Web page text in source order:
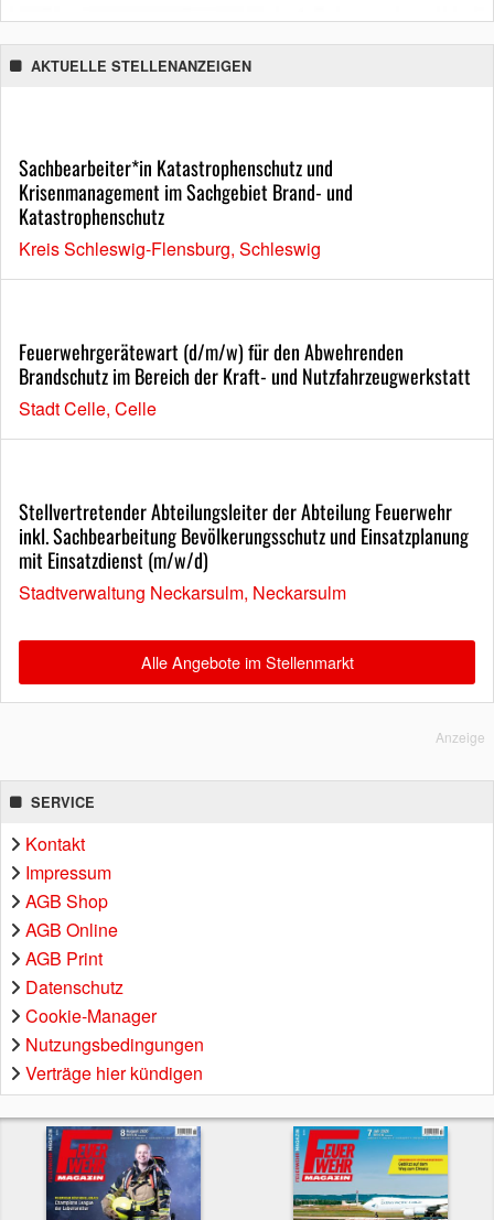
AKTUELLE STELLENANZEIGEN
Sachbearbeiter*in Katastrophenschutz und
Krisenmanagement im Sachgebiet Brand- und
Katastrophenschutz
Kreis Schleswig-Flensburg, Schleswig
Feuerwehrgerätewart (d/m/w) für den Abwehrenden
Brandschutz im Bereich der Kraft- und Nutzfahrzeugwerkstatt
Stadt Celle, Celle
Stellvertretender Abteilungsleiter der Abteilung Feuerwehr
inkl. Sachbearbeitung Bevölkerungsschutz und Einsatzplanung
mit Einsatzdienst (m/w/d)
Stadtverwaltung Neckarsulm, Neckarsulm
Alle Angebote im Stellenmarkt
Anzeige
SERVICE
Kontakt
Impressum
AGB Shop
AGB Online
AGB Print
Datenschutz
Cookie-Manager
Nutzungsbedingungen
Verträge hier kündigen